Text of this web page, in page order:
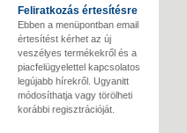
Feliratkozás értesítésre
Ebben a menüpontban email
értesítést kérhet az új
veszélyes termékekről és a
piacfelügyelettel kapcsolatos
legújabb hírekről. Ugyanitt
módosíthatja vagy törölheti
korábbi regisztrációját.